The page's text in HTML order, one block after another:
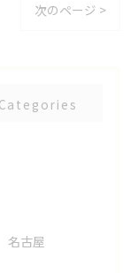
次のページ >
Categories
古屋